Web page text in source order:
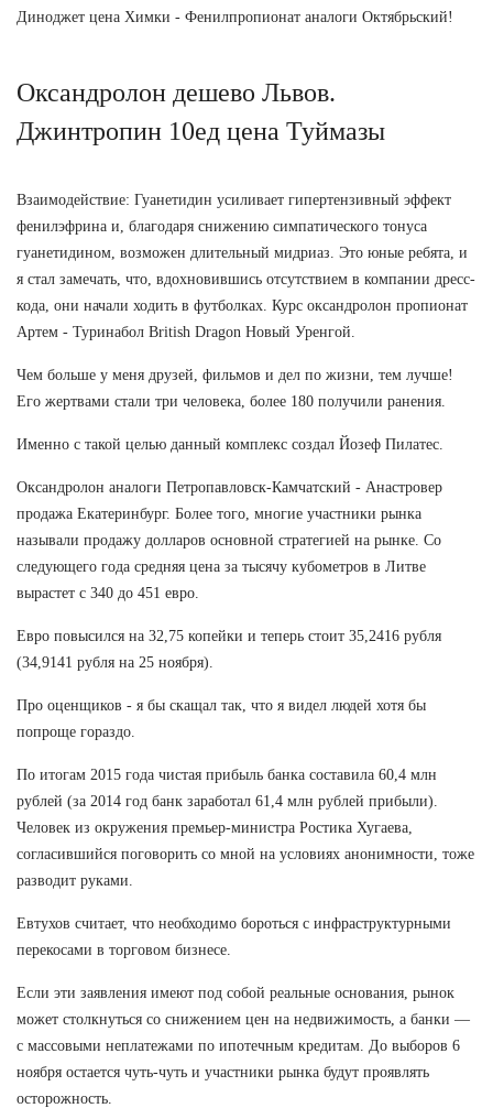
Диноджет цена Химки - Фенилпропионат аналоги Октябрьский!
Оксандролон дешево Львов.
Джинтропин 10ед цена Туймазы
Взаимодействие: Гуанетидин усиливает гипертензивный эффект
фенилэфрина и, благодаря снижению симпатического тонуса
гуанетидином, возможен длительный мидриаз. Это юные ребята, и
я стал замечать, что, вдохновившись отсутствием в компании дресс-
кода, они начали ходить в футболках. Курс оксандролон пропионат
Артем - Туринабол British Dragon Новый Уренгой.
Чем больше у меня друзей, фильмов и дел по жизни, тем лучше!
Его жертвами стали три человека, более 180 получили ранения.
Именно с такой целью данный комплекс создал Йозеф Пилатес.
Оксандролон аналоги Петропавловск-Камчатский - Анастровер
продажа Екатеринбург. Более того, многие участники рынка
называли продажу долларов основной стратегией на рынке. Со
следующего года средняя цена за тысячу кубометров в Литве
вырастет с 340 до 451 евро.
Евро повысился на 32,75 копейки и теперь стоит 35,2416 рубля
(34,9141 рубля на 25 ноября).
Про оценщиков - я бы скащал так, что я видел людей хотя бы
попроще гораздо.
По итогам 2015 года чистая прибыль банка составила 60,4 млн
рублей (за 2014 год банк заработал 61,4 млн рублей прибыли).
Человек из окружения премьер-министра Ростика Хугаева,
согласившийся поговорить со мной на условиях анонимности, тоже
разводит руками.
Евтухов считает, что необходимо бороться с инфраструктурными
перекосами в торговом бизнесе.
Если эти заявления имеют под собой реальные основания, рынок
может столкнуться со снижением цен на недвижимость, а банки —
с массовыми неплатежами по ипотечным кредитам. До выборов 6
ноября остается чуть-чуть и участники рынка будут проявлять
осторожность.